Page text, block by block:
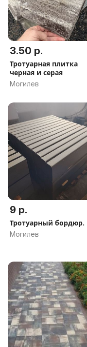
3.50 р.
Тротуарная плитка
черная и серая
Могилев
9 р.
Тротуарный бордюр.
Могилев